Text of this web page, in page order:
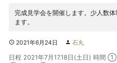
完成見学会を開催します。少人数
ます。
2021年6月24日 石丸
日程 2021年7月17.18日(土日) 時